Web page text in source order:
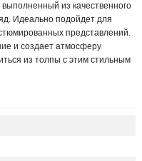
из качественного
Идеально подойдет для
представлений.
и создает атмосферу
из толпы с этим стильным